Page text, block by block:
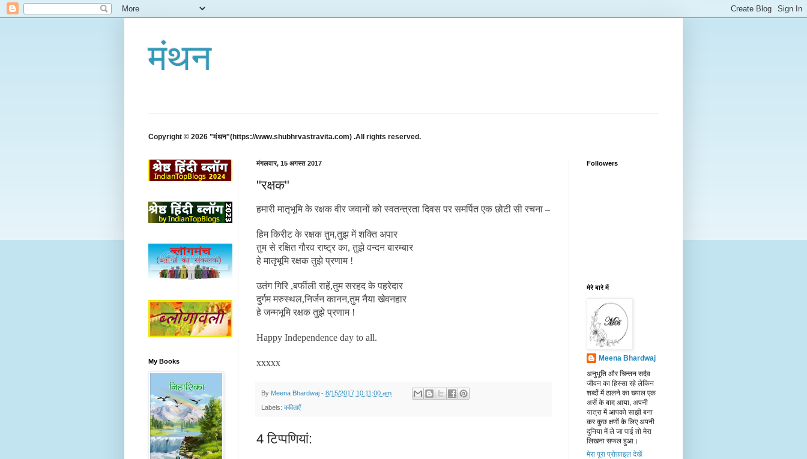
मंथन
Copyright © 2026 "मंथन"(https://www.shubhrvastravita.com) .All rights reserved.
मंगलवार, 15 अगस्त 2017
"रक्षक"
हमारी मातृभूमि के रक्षक वीर जवानों को स्वतन्त्रता दिवस पर समर्पित एक छोटी सी रचना –
हिम किरीट के रक्षक तुम,तुझ में शक्ति अपार
तुम से रक्षित गौरव राष्ट्र का, तुझे वन्दन बारम्बार
हे मातृभूमि रक्षक तुझे प्रणाम !
उतंग गिरि ,बर्फीली राहें,तुम सरहद के पहरेदार
दुर्गम मरुस्थल,निर्जन कानन,तुम नैया खेवनहार
हे जन्मभूमि रक्षक तुझे प्रणाम !
Happy Independence day to all.
xxxxx
By Meena Bhardwaj - 8/15/2017 10:11:00 am
Labels: कविताएँ
4 टिप्‍पणियां:
My Books
Followers
मेरे बारे में
Meena Bhardwaj
अनुभूति और चिन्तन सदैव
जीवन का हिस्सा रहे लेकिन
शब्दों में ढालने का ख्याल एक
अर्से के बाद आया, अपनी
यात्रा में आपको साझी बना
कर कुछ क्षणों के लिए अपनी
दुनिया में ले जा पाई तो मेरा
लिखना सफल हुआ।
मेरा पूरा प्रोफ़ाइल देखें